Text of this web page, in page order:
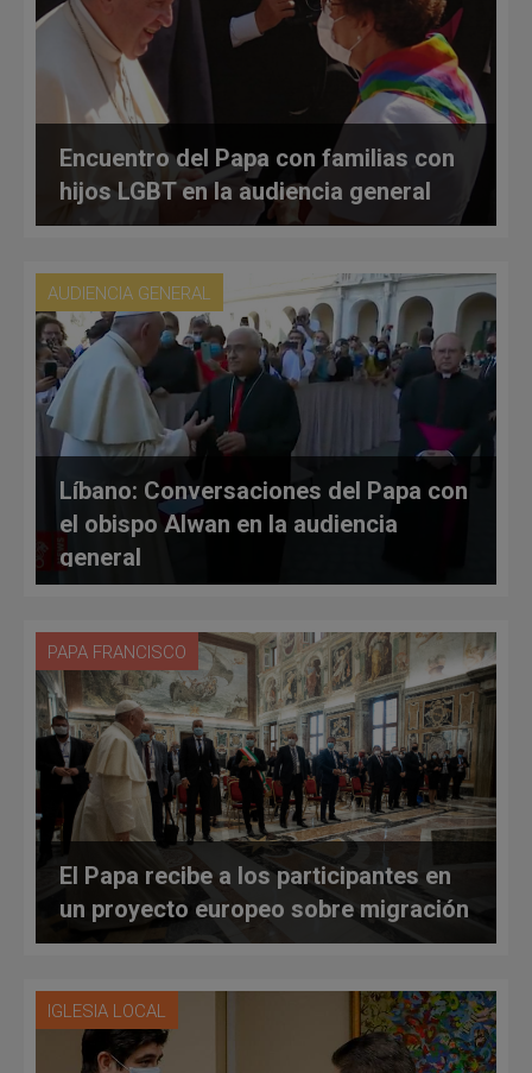
Encuentro del Papa con familias con
hijos LGBT en la audiencia general
AUDIENCIA GENERAL
Líbano: Conversaciones del Papa con
el obispo Alwan en la audiencia
general
PAPA FRANCISCO
El Papa recibe a los participantes en
un proyecto europeo sobre migración
IGLESIA LOCAL